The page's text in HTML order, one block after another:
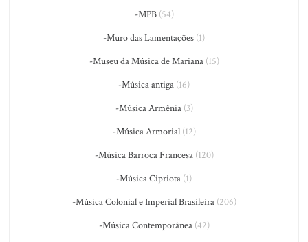
-MPB(54)
-Muro das Lamentações (1)
-Museu da Música de Mariana(15)
-Música antiga (16)
-Música Armênia(3)
-Música Armorial(12)
-Música Barroca Francesa(120)
-Música Cipriota (1)
-Música Colonial e Imperial Brasileira(206)
-Música Contemporânea(42)